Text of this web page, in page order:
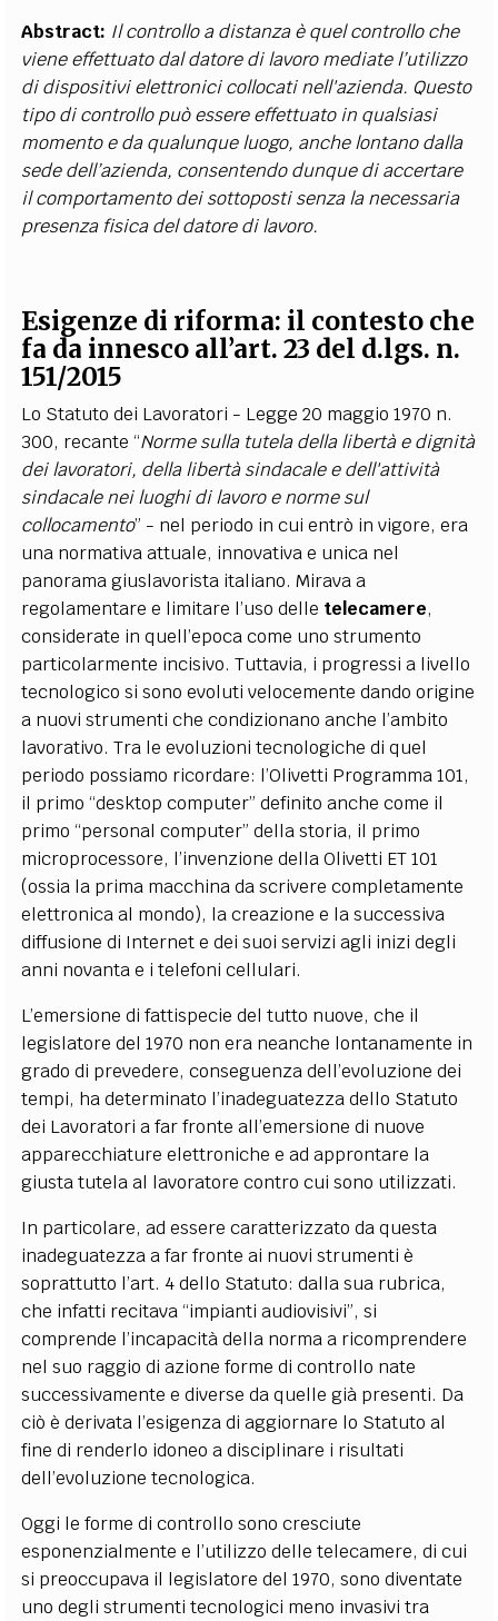
Abstract: Il controllo a distanza è quel controllo che
viene effettuato dal datore di lavoro mediate l’utilizzo
di dispositivi elettronici collocati nell'azienda. Questo
tipo di controllo può essere effettuato in qualsiasi
momento e da qualunque luogo, anche lontano dalla
sede dell’azienda, consentendo dunque di accertare
il comportamento dei sottoposti senza la necessaria
presenza fisica del datore di lavoro.
Esigenze di riforma: il contesto che
fa da innesco all’art. 23 del d.lgs. n.
151/2015
Lo Statuto dei Lavoratori - Legge 20 maggio 1970 n.
300, recante “Norme sulla tutela della libertà e dignità
dei lavoratori, della libertà sindacale e dell'attività
sindacale nei luoghi di lavoro e norme sul
collocamento” - nel periodo in cui entrò in vigore, era
una normativa attuale, innovativa e unica nel
panorama giuslavorista italiano. Mirava a
regolamentare e limitare l’uso delle telecamere,
considerate in quell’epoca come uno strumento
particolarmente incisivo. Tuttavia, i progressi a livello
tecnologico si sono evoluti velocemente dando origine
a nuovi strumenti che condizionano anche l’ambito
lavorativo. Tra le evoluzioni tecnologiche di quel
periodo possiamo ricordare: l’Olivetti Programma 101,
il primo “desktop computer” definito anche come il
primo “personal computer” della storia, il primo
microprocessore, l’invenzione della Olivetti ET 101
(ossia la prima macchina da scrivere completamente
elettronica al mondo), la creazione e la successiva
diffusione di Internet e dei suoi servizi agli inizi degli
anni novanta e i telefoni cellulari.
L’emersione di fattispecie del tutto nuove, che il
legislatore del 1970 non era neanche lontanamente in
grado di prevedere, conseguenza dell’evoluzione dei
tempi, ha determinato l’inadeguatezza dello Statuto
dei Lavoratori a far fronte all’emersione di nuove
apparecchiature elettroniche e ad approntare la
giusta tutela al lavoratore contro cui sono utilizzati.
In particolare, ad essere caratterizzato da questa
inadeguatezza a far fronte ai nuovi strumenti è
soprattutto l’art. 4 dello Statuto: dalla sua rubrica,
che infatti recitava “impianti audiovisivi”, si
comprende l’incapacità della norma a ricomprendere
nel suo raggio di azione forme di controllo nate
successivamente e diverse da quelle già presenti. Da
ciò è derivata l’esigenza di aggiornare lo Statuto al
fine di renderlo idoneo a disciplinare i risultati
dell’evoluzione tecnologica.
Oggi le forme di controllo sono cresciute
esponenzialmente e l’utilizzo delle telecamere, di cui
si preoccupava il legislatore del 1970, sono diventate
uno degli strumenti tecnologici meno invasivi tra